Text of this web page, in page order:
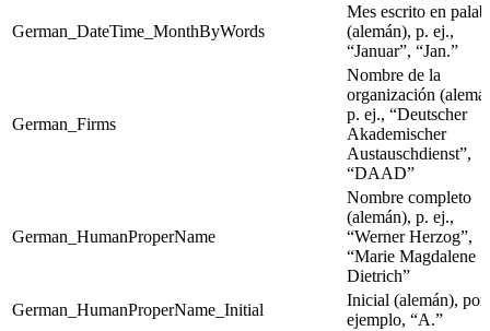
German_DateTime_MonthByWords
Mes escrito en
(alemán), p. ej.,
“Januar”, “Jan.”
German_Firms
Nombre de la
organización
p. ej., “Deutscher
Akademischer
Austauschdienst”,
“DAAD”
German_HumanProperName
Nombre completo
(alemán), p. ej.,
“Werner Herzog”,
“Marie Magdalene
Dietrich”
German_HumanProperName_Initial
Inicial (alemán), por
ejemplo, “A.”